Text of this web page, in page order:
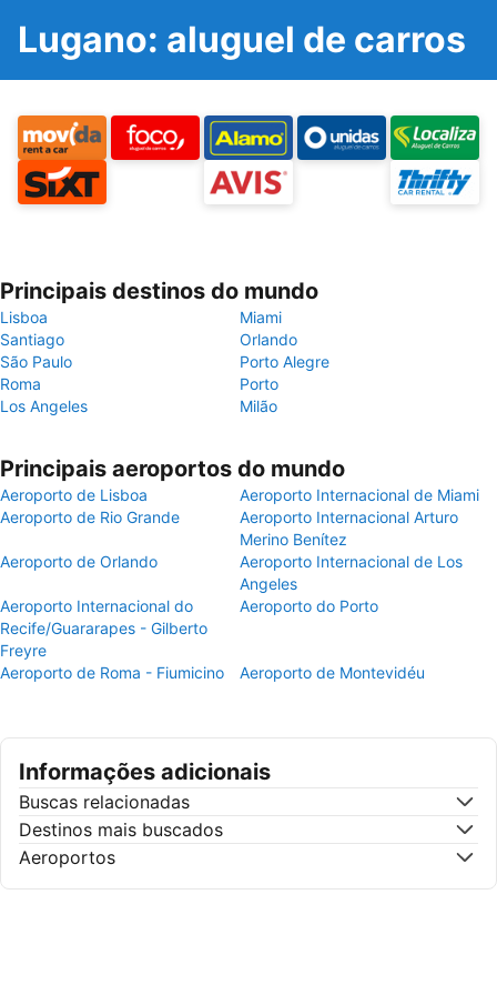
Lugano: aluguel de carros
Principais destinos do mundo
Lisboa
Miami
Santiago
Orlando
São Paulo
Porto Alegre
Roma
Porto
Los Angeles
Milão
Principais aeroportos do mundo
Aeroporto de Lisboa
Aeroporto Internacional de Miami
Aeroporto de Rio Grande
Aeroporto Internacional Arturo
Merino Benítez
Aeroporto de Orlando
Aeroporto Internacional de Los
Angeles
Aeroporto Internacional do
Recife/Guararapes - Gilberto
Freyre
Aeroporto do Porto
Aeroporto de Roma - Fiumicino Aeroporto de Montevidéu
Informações adicionais
Buscas relacionadas
Destinos mais buscados
Aeroportos